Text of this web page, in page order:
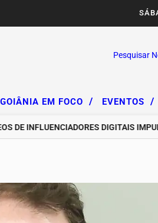
Pesquisar
GOIÂNIA EM FOCO / EVENTOS /
DIGITAIS